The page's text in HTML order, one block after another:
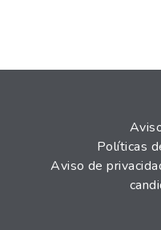
Políticas
Aviso de